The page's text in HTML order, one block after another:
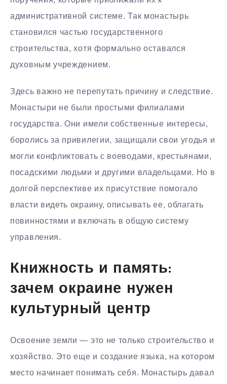
административной системе. Так монастырь
становился частью государственного
строительства, хотя формально оставался
духовным учреждением.
Здесь важно не перепутать причину и следствие.
Монастыри не были простыми филиалами
государства. Они имели собственные интересы,
боролись за привилегии, защищали свои угодья и
могли конфликтовать с воеводами, крестьянами,
посадскими людьми и другими владельцами. Но в
долгой перспективе их присутствие помогало
власти видеть окраину, описывать ее, облагать
повинностями и включать в общую систему
управления.
Книжность и память:
зачем окраине нужен
культурный центр
Освоение земли — это не только строительство и
хозяйство. Это еще и создание языка, на котором
место начинает понимать себя. Монастырь давал